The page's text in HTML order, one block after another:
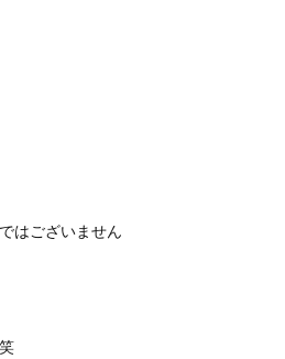
はございません